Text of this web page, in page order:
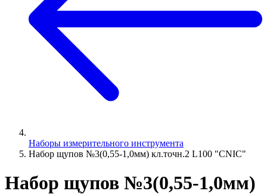
Наборы измерительного инструмента
Набор щупов №3(0,55-1,0мм) кл.точн.2 L100 "CNIC"
Набор щупов №3(0,55-1,0мм)